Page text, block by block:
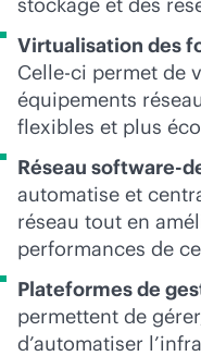
Virtualisation des
Celle-ci permet de
équipements
flexibles et plus
Réseau software-
automatise et
réseau tout en
performances de
Plateformes de
permettent de
d’automatiser